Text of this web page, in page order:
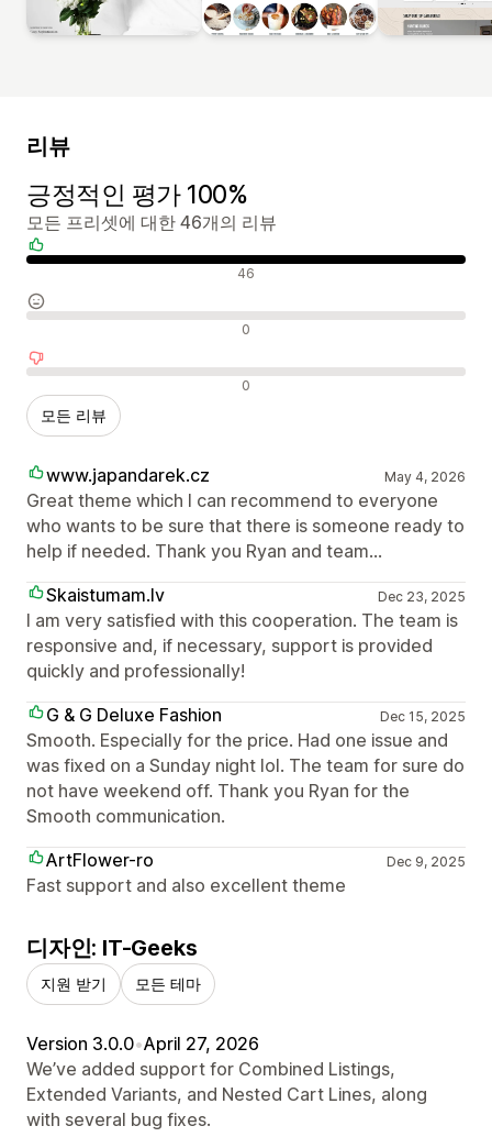
리뷰
긍정적인 평가 100%
모든 프리셋에 대한 46개의 리뷰
긍정적인 리뷰 46
중립적인 리뷰 0
부정적인 리뷰 0
모든 리뷰
www.japandarek.cz May 4, 2026
Great theme which I can recommend to everyone
who wants to be sure that there is someone ready to
help if needed. Thank you Ryan and team...
Skaistumam.lv
Dec 23, 2025
I am very satisfied with this cooperation. The team is
responsive and, if necessary, support is provided
quickly and professionally!
G & G Deluxe Fashion
Dec 15, 2025
Smooth. Especially for the price. Had one issue and
was fixed on a Sunday night lol. The team for sure do
not have weekend off. Thank you Ryan for the
Smooth communication.
ArtFlower-ro
Dec 9, 2025
Fast support and also excellent theme
디자인: IT-Geeks
지원 받기 모든 테마
Version 3.0.0•April 27, 2026
We’ve added support for Combined Listings,
Extended Variants, and Nested Cart Lines, along
with several bug fixes.